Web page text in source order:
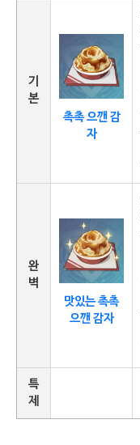
기
본
촉촉 으깬 감
자
완
벽
맛있는 촉촉
으깬 감자
특
제